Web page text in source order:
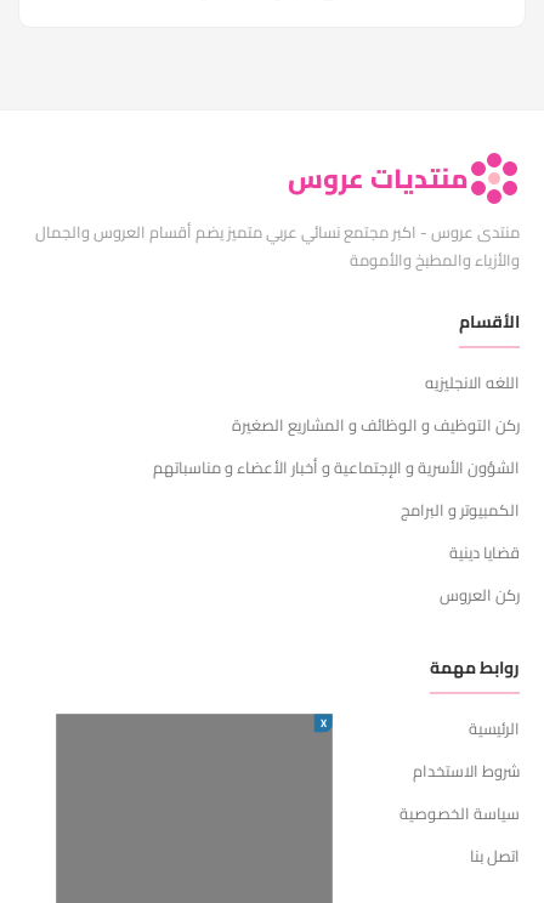
منتديات عروس
منتدى عروس - اكبر مجتمع نسائي عربي متميز يضم أقسام العروس والجمال
والأزياء والمطبخ والأمومة
الأقسام
اللغه الانجليزيه
ركن التوظيف و الوظائف و المشاريع الصغيرة
الشؤون الأسرية و الإجتماعية و أخبار الأعضاء و مناسباتهم
الكمبيوتر و البرامج
قضايا دينية
ركن العروس
روابط مهمة
الرئيسية
شروط الاستخدام
سياسة الخصوصية
اتصل بنا
X